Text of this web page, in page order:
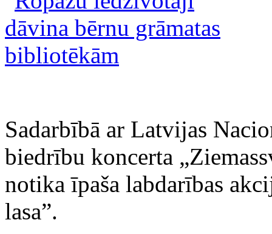
Sadarbībā ar Latvijas
biedrību koncerta
notika īpaša labdarības
lasa”.